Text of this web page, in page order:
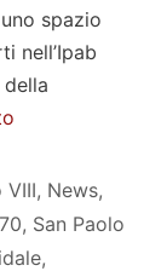
spazio
nell’Ipab
VIII, News,
, San Paolo
,